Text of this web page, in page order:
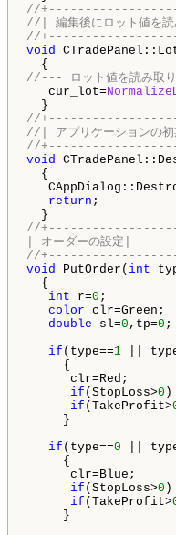
//
//| 編集後にロット値を読
//
void
//--- ロット値を読み取り
cur_lot=
//
//| アプリケーションの初
//
void
{
return ;
//
| オーダーの設定|
//
void PutOrder( int
{
int r=0 ;
color clr=Green;
double sl=0 ,tp=0 ;
if (type==1 ||
{
clr=Red;
if (StopLoss>0 )
if (TakeProfit>
}
if (type==0 ||
{
clr=Blue;
if (StopLoss>0 )
if (TakeProfit>
}